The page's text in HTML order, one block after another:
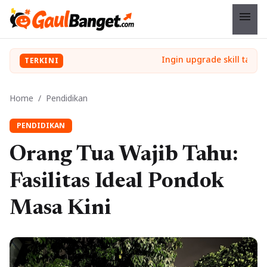
menu
TERKINI
Home / Pendidikan
PENDIDIKAN
Orang Tua Wajib Tahu:
Fasilitas Ideal Pondok
Masa Kini